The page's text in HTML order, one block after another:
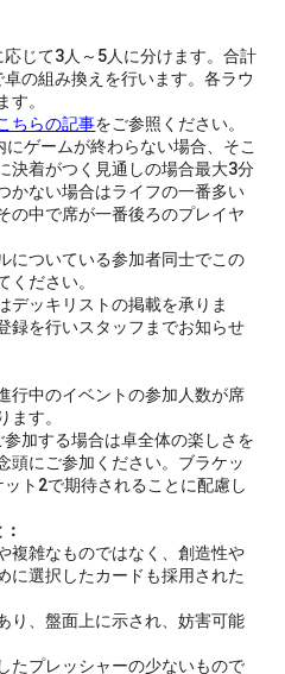
じて3人～5人に分けます。合計
の組み換えを行います。各ラウ
す。
ちらの記事をご参照ください。
ゲームが終わらない場合、そこ
決着がつく見通しの場合最大3分
かない場合はライフの一番多い
の中で席が一番後ろのプレイヤ
についている参加者同士でこの
ください。
デッキリストの掲載を承りま
録を行いスタッフまでお知らせ
行中のイベントの参加人数が席
ます。
加する場合は卓全体の楽しさを
頭にご参加ください。ブラケッ
ト2で期待されることに配慮し
複雑なものではなく、創造性や
に選択したカードも採用された
り、盤面上に示され、妨害可能
たプレッシャーの少ないもので